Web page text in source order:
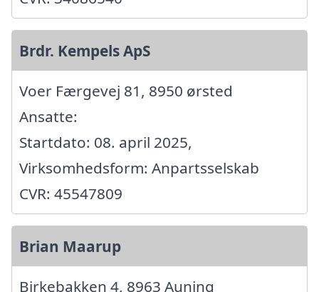
Brdr. Kempels ApS
Voer Færgevej 81, 8950 ørsted
Ansatte:
Startdato: 08. april 2025,
Virksomhedsform: Anpartsselskab
CVR: 45547809
Brian Maarup
Birkebakken 4, 8963 Auning